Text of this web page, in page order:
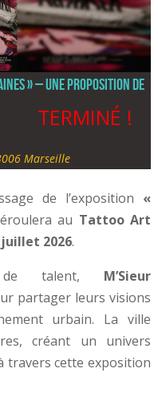
» – une proposition de
TERMINÉ !
Marseille
de l’exposition «
au Tattoo Art
2026.
de talent, M’Sieur
partager leurs visions
urbain. La ville
créant un univers
travers cette exposition